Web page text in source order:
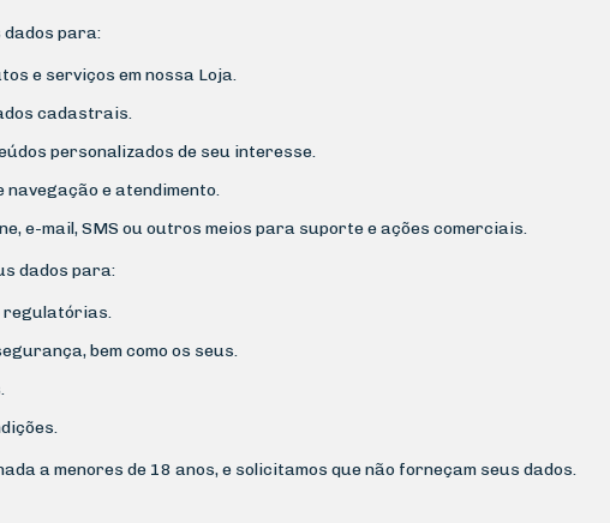
dados para:
e serviços em nossa Loja.
cadastrais.
personalizados de seu interesse.
e atendimento.
e-mail, SMS ou outros meios para suporte e ações comerciais.
dados para:
regulatórias.
bem como os seus.
a menores de 18 anos, e solicitamos que não forneçam seus dados.